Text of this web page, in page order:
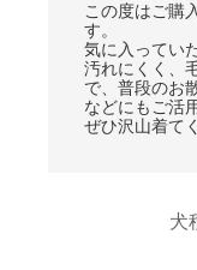
この度はご購
す。
気に入ってい
汚れにくく、
で、普段のお
などにもご活
ぜひ沢山着て
犬